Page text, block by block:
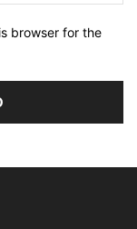
browser for the